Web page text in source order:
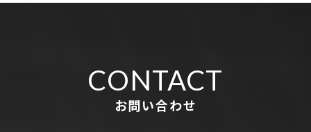
CONTACT
お問い合わせ